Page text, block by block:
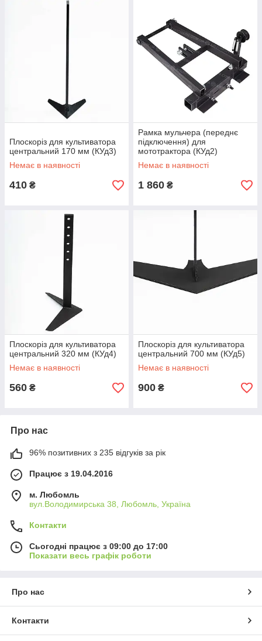
Плоскоріз для культиватора
центральний 170 мм (КУд3)
Немає в наявності
410 ₴
Рамка мульчера (переднє
підключення) для
мототрактора (КУд2)
Немає в наявності
1 860 ₴
Плоскоріз для культиватора
центральний 320 мм (КУд4)
Немає в наявності
560 ₴
Плоскоріз для культиватора
центральний 700 мм (КУд5)
Немає в наявності
900 ₴
Про нас
96% позитивних з 235 відгуків за рік
Працює з 19.04.2016
м. Любомль
вул.Володимирська 38, Любомль, Україна
Контакти
Сьогодні працює з 09:00 до 17:00
Показати весь графік роботи
Про нас
Контакти